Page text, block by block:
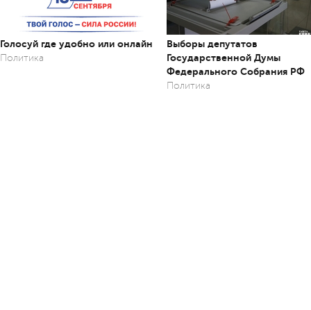
Голосуй где удобно или онлайн
Политика
Выборы депутатов
Государственной Думы
Федерального Собрания РФ
Политика